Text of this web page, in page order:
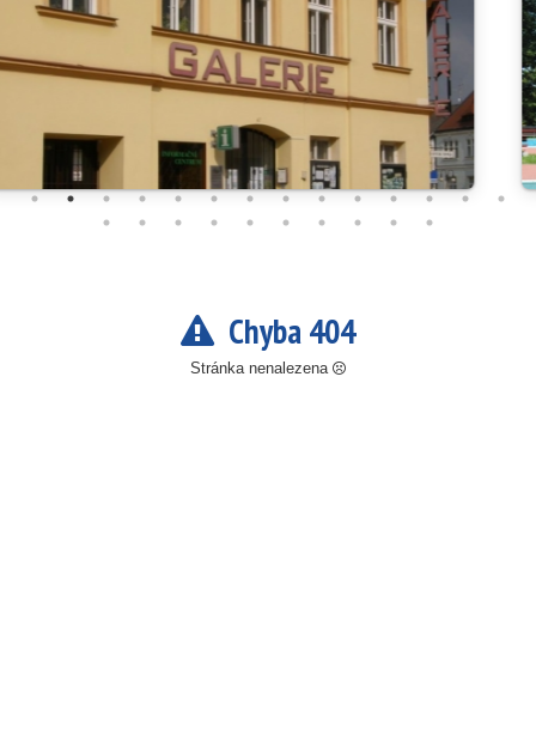
Chyba 404
Stránka nenalezena